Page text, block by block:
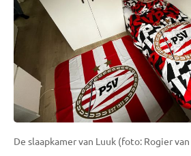
De slaapkamer van Luuk (foto: Rogier van